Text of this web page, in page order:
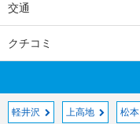
交通
クチコミ
軽井沢 上高地 松本